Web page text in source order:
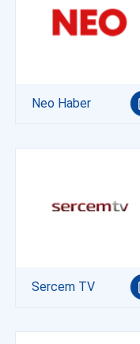
Neo Haber
Sercem TV